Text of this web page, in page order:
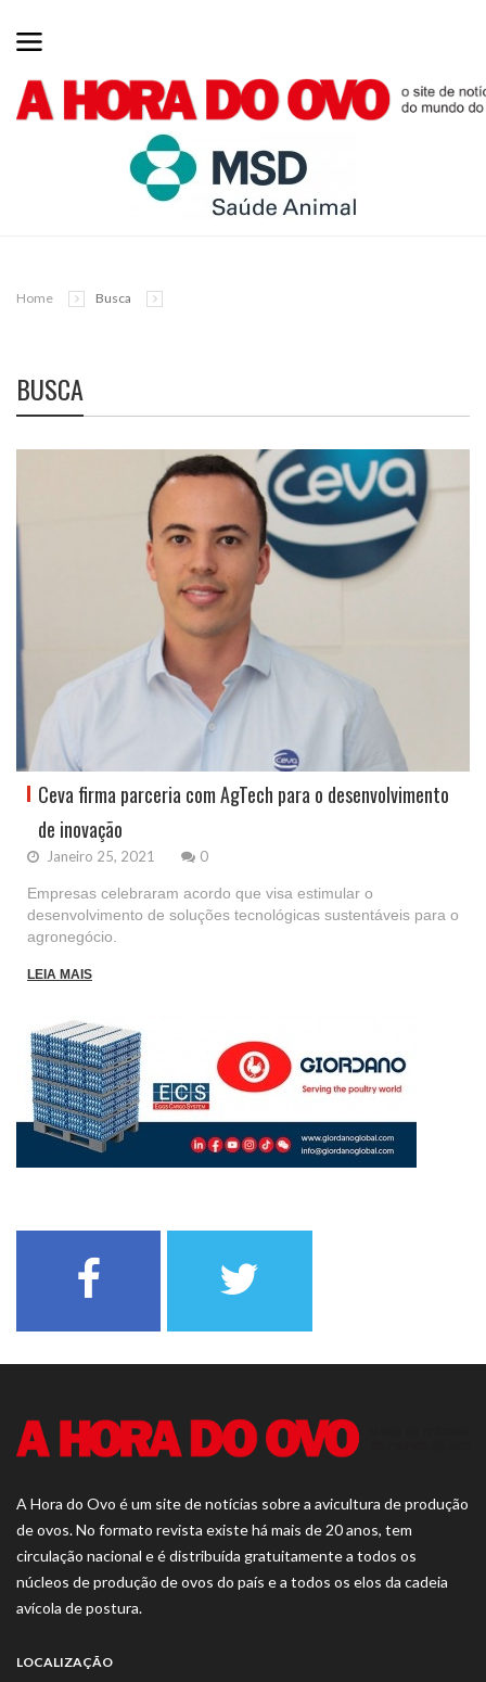
Home Busca
BUSCA
Ceva firma parceria com AgTech para o desenvolvimento
de inovação
Janeiro 25, 2021 0
Empresas celebraram acordo que visa estimular o
desenvolvimento de soluções tecnológicas sustentáveis para o
agronegócio.
LEIA MAIS
A Hora do Ovo é um site de notícias sobre a avicultura de produção
de ovos. No formato revista existe há mais de 20 anos, tem
circulação nacional e é distribuída gratuitamente a todos os
núcleos de produção de ovos do país e a todos os elos da cadeia
avícola de postura.
LOCALIZAÇÃO